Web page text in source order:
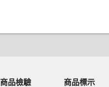
商品檢驗 商品標示